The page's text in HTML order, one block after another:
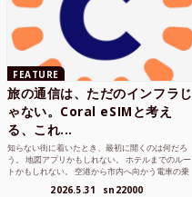
FEATURE
旅の通信は、ただのインフラじ
ゃない。Coral eSIMと考え
る、これ...
知らない街に着いたとき、最初に開くのは何だろ
う。 地図アプリかもしれない。 ホテルまでのルー
トかもしれない。 空港から市内へ向かう電車の乗
2026.5.31 sn22000